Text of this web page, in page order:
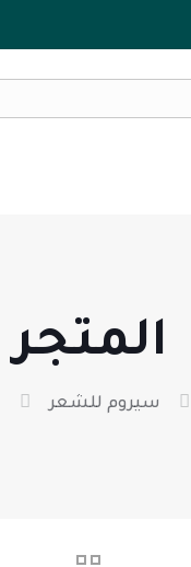
المتجر
سيروم للشعر